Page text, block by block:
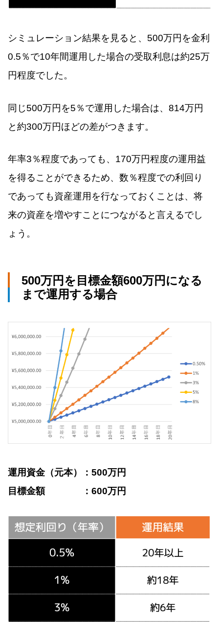
シミュレーション結果を見ると、500万円を金利
0.5％で10年間運用した場合の受取利息は約25万
円程度でした。
同じ500万円を5％で運用した場合は、814万円
と約300万円ほどの差がつきます。
年率3％程度であっても、170万円程度の運用益
を得ることができるため、数％程度での利回り
であっても資産運用を行なっておくことは、将
来の資産を増やすことにつながると言えるでし
ょう。
500万円を目標金額600万円になる
まで運用する場合
運用資金（元本）：500万円
目標金額 ：600万円